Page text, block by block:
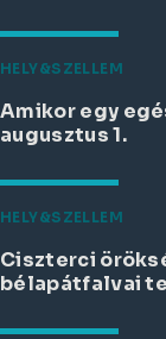
HELY&SZELLEM
Amikor egy
augusztus 1.
HELY&SZELLEM
Ciszterci
bélapátfalvai